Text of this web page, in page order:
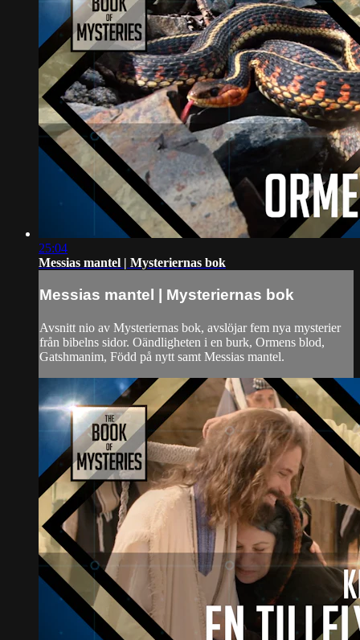
25:04
Messias mantel | Mysteriernas bok
Messias mantel | Mysteriernas bok
Avsnitt nio av Mysteriernas bok, avslöjar fem nya mysterier
från bibelns sidor. Oändligheten i en burk, Ormens blod,
Gatshmanim, Född på nytt samt Messias mantel.